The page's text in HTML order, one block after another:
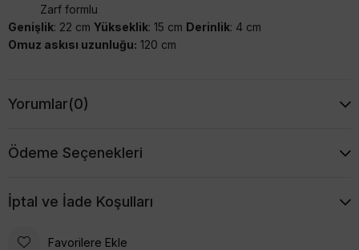
Zarf formlu
Genişlik: 22 cm Yükseklik: 15 cm Derinlik: 4 cm
Omuz askısı uzunluğu: 120 cm
Yorumlar(0)
Ödeme Seçenekleri
İptal ve İade Koşulları
Favorilere Ekle